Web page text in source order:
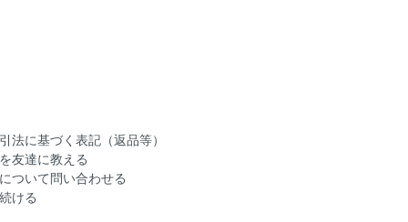
法に基づく表記（返品等）
友達に教える
ついて問い合わせる
ける